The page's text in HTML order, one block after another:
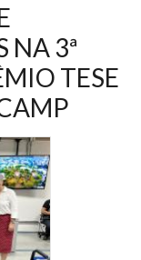
NA 3ª
TESE